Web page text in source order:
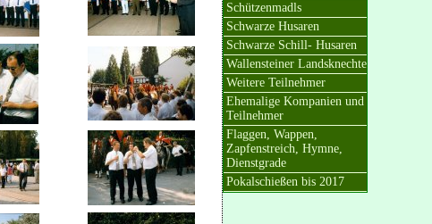
Schützenmadls
Schwarze Husaren
Schwarze Schill- Husaren
Wallensteiner Landsknechte
Weitere Teilnehmer
Ehemalige Kompanien und
Teilnehmer
Flaggen, Wappen,
Zapfenstreich, Hymne,
Dienstgrade
Pokalschießen bis 2017